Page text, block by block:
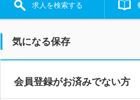
求人を検索する
気になる保存
会員登録がお済みでない方